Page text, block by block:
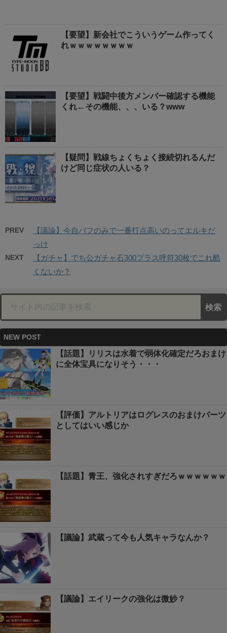
【要望】新会社でこういうゲーム作ってく
れｗｗｗｗｗｗｗｗ
【要望】戦闘中後方メンバー確認する機能
くれ←その機能、、、いる？www
【疑問】戦線ちょくちょく接続切れるんだ
けど同じ症状の人いる？
PREV
【議論】今自バフのみで一番打点高いのってエルキだ
っけ
NEXT
【ガチャ】でち公ガチャ石300プラス呼符30枚でこれ酷
くないか？
NEW POST
【話題】リリスは水着で弱体化確定だろおまけ
に全体宝具になりそう・・・
【評価】アルトリアはログレスのおまけパーツ
としてはいい感じか
【話題】青王、強化されすぎだろｗｗｗｗｗｗ
【議論】武蔵って今も人気キャラなんか？
【議論】エイリークの強化は微妙？